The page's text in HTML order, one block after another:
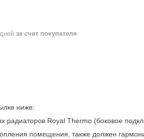
за счет покупателя
ниже:
радиаторов Royal Thermo (боковое
помещения, также должен